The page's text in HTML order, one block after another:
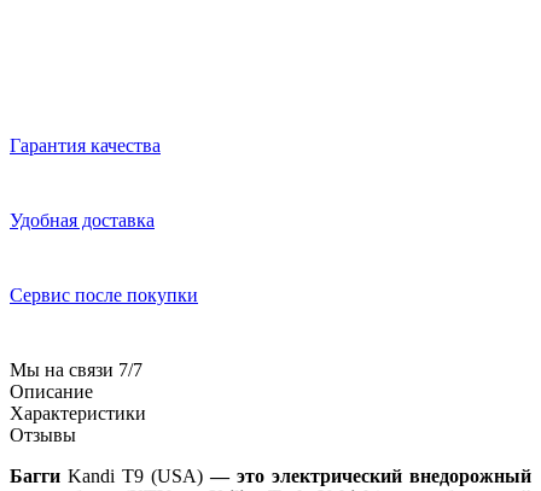
Гарантия качества
Удобная доставка
Сервис после покупки
Мы на связи 7/7
Описание
Характеристики
Отзывы
Багги Kandi T9 (USA)— это электрический внедорожный